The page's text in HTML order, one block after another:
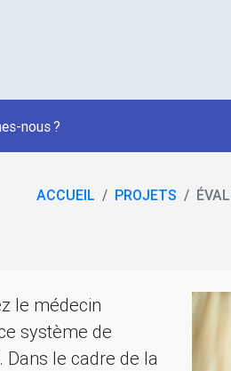
nous?
ACCUEIL PROJETS
le médecin
système de
le cadre de la